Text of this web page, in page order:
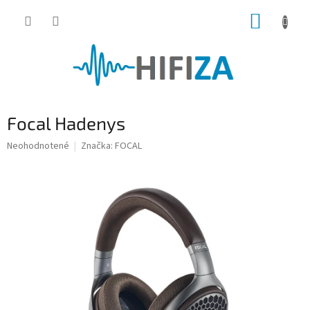
Focal Hadenys
Priemerné
Neohodnotené Značka: FOCAL